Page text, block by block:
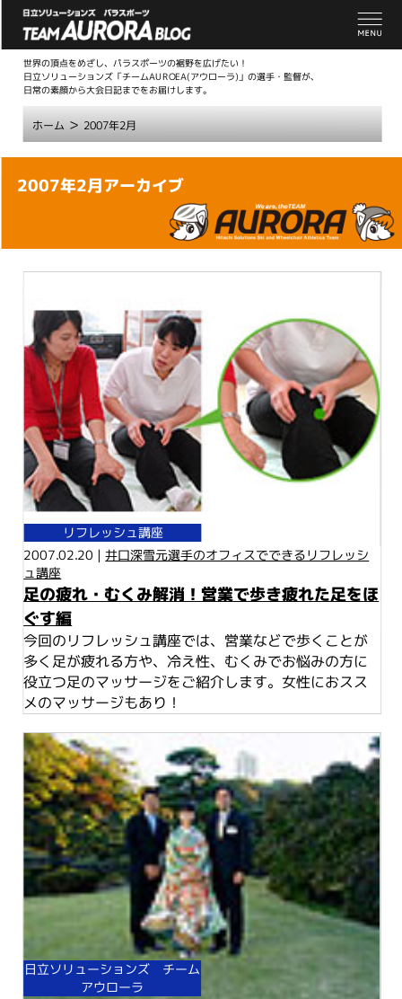
世界の頂点をめざし、パラスポーツの裾野を広げたい！
日立ソリューションズ「チームAUROEA(アウローラ)」の選手・監督が、
日常の素顔から大会日記までをお届けします。
ホーム> 2007年2月
本
2007年2月アーカイブ
リフレッシュ講座
2007.02.20 |井口深雪元選手のオフィスでできるリフレッシ
ュ講座
足の疲れ・むくみ解消！営業で歩き疲れた足をほ
ぐす編
今回のリフレッシュ講座では、営業などで歩くことが
多く足が疲れる方や、冷え性、むくみでお悩みの方に
役立つ足のマッサージをご紹介します。女性におスス
メのマッサージもあり！
日立ソリューションズ チーム
アウローラ